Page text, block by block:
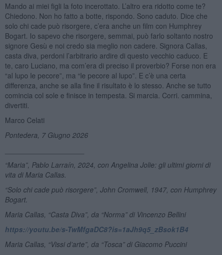
Mando ai miei figli la foto incerottato. L’altro era ridotto come te?
Chiedono. Non ho fatto a botte, rispondo. Sono caduto. Dice che
solo chi cade può risorgere, c’era anche un film con Humphrey
Bogart. Io sapevo che risorgere, semmai, può farlo soltanto nostro
signore Gesù e noi credo sia meglio non cadere. Signora Callas,
casta diva, perdoni l’arbitrario ardire di questo vecchio caduco. E
te, caro Luciano, ma com’era di preciso il proverbio? Forse non era
“al lupo le pecore”, ma “le pecore al lupo”. E c’è una certa
differenza, anche se alla fine il risultato è lo stesso. Anche se tutto
comincia col sole e finisce in tempesta. Si marcia. Corri. cammina,
divertiti.
Marco Celati
Pontedera, 7 Giugno 2026
“Maria”, Pablo Larraín, 2024, con Angelina Jolie: gli ultimi giorni di
vita di Maria Callas.
“Solo chi cade può risorgere”, John Cromwell, 1947, con Humphrey
Bogart.
Maria Callas, “Casta Diva”, da “Norma” di Vincenzo Bellini
https://youtu.be/s-TwMfgaDC8?is=1aJh9q5_zBsok1B4
Maria Callas, “Vissi d’arte”, da “Tosca” di Giacomo Puccini